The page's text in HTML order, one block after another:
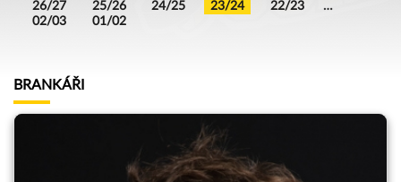
26/27 25/26 24/25 23/24 22/23
…
02/03
01/02
BRANKÁŘI